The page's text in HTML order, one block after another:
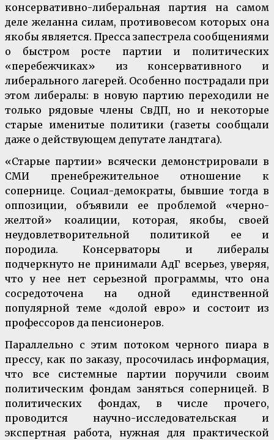
консервативно-либеральная партия на самом
деле желанна силам, противовесом которых она
якобы является. Пресса запестрела сообщениями
о быстром росте партии и политических
«перебежчиках» из консервативного и
либерального лагерей. Особенно пострадали при
этом либералы: в новую партию переходили не
только рядовые члены СвДП, но и некоторые
старые именитые политики (газеты сообщали
даже о действующем депутате ландтага).
«Старые партии» всячески демонстрировали в
СМИ пренебрежительное отношение к
сопернице. Социал-демократы, бывшие тогда в
оппозиции, объявили ее проблемой «черно-
желтой» коалиции, которая, якобы, своей
неудовлетворительной политикой ее и
породила. Консерваторы и либералы
подчеркнуто не принимали АдГ всерьез, уверяя,
что у нее нет серьезной программы, что она
сосредоточена на одной единственной
популярной теме «долой евро» и состоит из
профессоров да пенсионеров.
Параллельно с этим потоком черного пиара в
прессу, как по заказу, просочилась информация,
что все системные партии поручили своим
политическим фондам заняться соперницей. В
политических фондах, в числе прочего,
проводится научно-исследовательская и
экспертная работа, нужная для практической